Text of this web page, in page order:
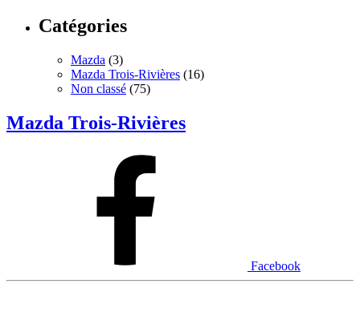
Catégories
Mazda (3)
Mazda Trois-Rivières (16)
Non classé (75)
Mazda Trois-Rivières
Facebook